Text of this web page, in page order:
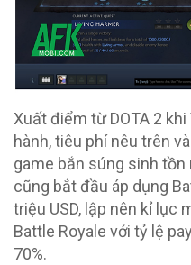
Xuất điểm từ DOTA 2
hành, tiêu phí nêu trên
game bắn súng sinh
cũng bắt đầu áp dụng
triệu USD, lập nên kỉ lục
Battle Royale với tỷ lệ
70%.